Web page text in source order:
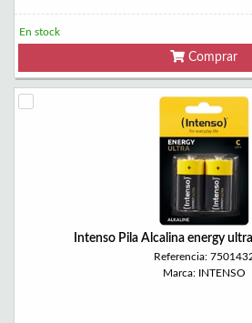
En stock
Comprar
Intenso Pila Alcalina energy
Referencia:
Marca: INTENSO